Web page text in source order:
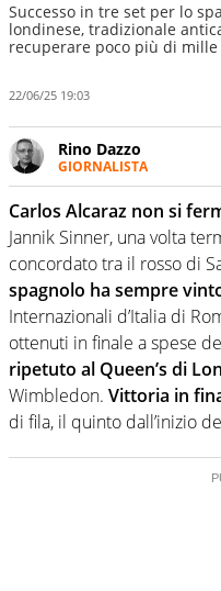
Successo in tre set per lo
londinese, tradizionale
recuperare poco più di
22/06/25 19:03
Rino Dazzo
GIORNALISTA
Se mai ci fosse
una nicchia di
una svista arbitrale
curve
Carlos Alcaraz non si
Jannik Sinner, una volta
concordato tra il rosso di
spagnolo ha sempre
Internazionali d’Italia di
ottenuti in finale a spese
ripetuto al Queen’s di
Wimbledon. Vittoria in
di fila, il quinto dall’inizio